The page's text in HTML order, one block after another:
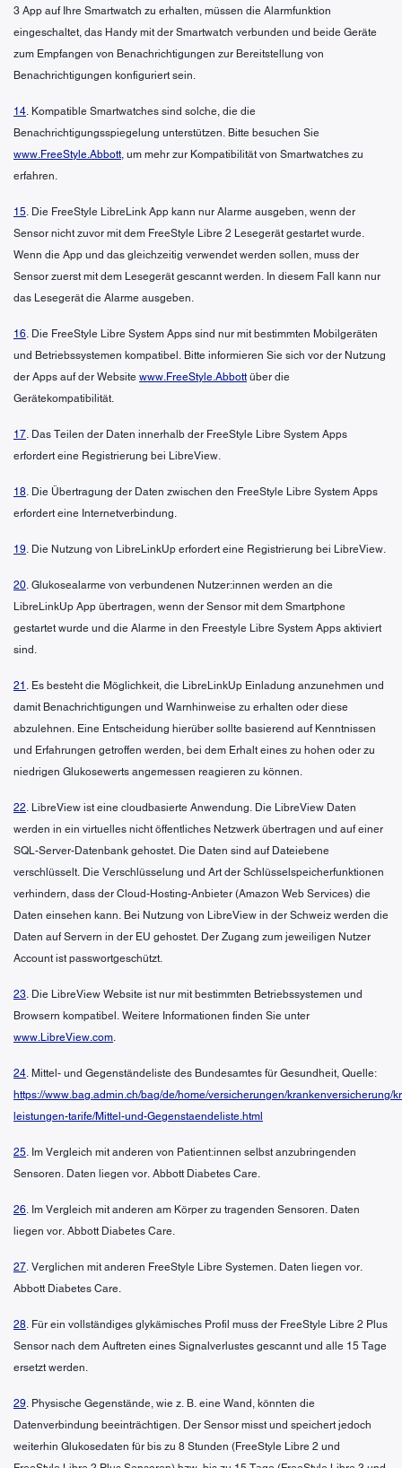
3 App auf Ihre Smartwatch zu erhalten, müssen die Alarmfunktion
eingeschaltet, das Handy mit der Smartwatch verbunden und beide Geräte
zum Empfangen von Benachrichtigungen zur Bereitstellung von
Benachrichtigungen konfiguriert sein.
14. Kompatible Smartwatches sind solche, die die
Benachrichtigungsspiegelung unterstützen. Bitte besuchen Sie
www.FreeStyle.Abbott, um mehr zur Kompatibilität von Smartwatches zu
erfahren.
15. Die FreeStyle LibreLink App kann nur Alarme ausgeben, wenn der
Sensor nicht zuvor mit dem FreeStyle Libre 2 Lesegerät gestartet wurde.
Wenn die App und das gleichzeitig verwendet werden sollen, muss der
Sensor zuerst mit dem Lesegerät gescannt werden. In diesem Fall kann nur
das Lesegerät die Alarme ausgeben.
16. Die FreeStyle Libre System Apps sind nur mit bestimmten Mobilgeräten
und Betriebssystemen kompatibel. Bitte informieren Sie sich vor der Nutzung
der Apps auf der Website www.FreeStyle.Abbott über die
Gerätekompatibilität.
17. Das Teilen der Daten innerhalb der FreeStyle Libre System Apps
erfordert eine Registrierung bei LibreView.
18. Die Übertragung der Daten zwischen den FreeStyle Libre System Apps
erfordert eine Internetverbindung.
19. Die Nutzung von LibreLinkUp erfordert eine Registrierung bei LibreView.
20. Glukosealarme von verbundenen Nutzer:innen werden an die
LibreLinkUp App übertragen, wenn der Sensor mit dem Smartphone
gestartet wurde und die Alarme in den Freestyle Libre System Apps aktiviert
sind.
21 . Es besteht die Möglichkeit, die LibreLinkUp Einladung anzunehmen und
damit Benachrichtigungen und Warnhinweise zu erhalten oder diese
abzulehnen. Eine Entscheidung hierüber sollte basierend auf Kenntnissen
und Erfahrungen getroffen werden, bei dem Erhalt eines zu hohen oder zu
niedrigen Glukosewerts angemessen reagieren zu können.
22. LibreView ist eine cloudbasierte Anwendung. Die LibreView Daten
werden in ein virtuelles nicht öffentliches Netzwerk übertragen und auf einer
SQL-Server-Datenbank gehostet. Die Daten sind auf Dateiebene
verschlüsselt. Die Verschlüsselung und Art der Schlüsselspeicherfunktionen
verhindern, dass der Cloud-Hosting-Anbieter (Amazon Web Services) die
Daten einsehen kann. Bei Nutzung von LibreView in der Schweiz werden die
Daten auf Servern in der EU gehostet. Der Zugang zum jeweiligen Nutzer
Account ist passwortgeschützt.
23. Die LibreView Website ist nur mit bestimmten Betriebssystemen und
Browsern kompatibel. Weitere Informationen finden Sie unter
www.LibreView.com.
24. Mittel- und Gegenständeliste des Bundesamtes für Gesundheit, Quelle:
https://www.bag.admin.ch/bag/de/home/versicherungen/krankenversicherung/
leistungen-tarife/Mittel-und-Gegenstaendeliste.html
25. Im Vergleich mit anderen von Patient:innen selbst anzubringenden
Sensoren. Daten liegen vor. Abbott Diabetes Care.
26. Im Vergleich mit anderen am Körper zu tragenden Sensoren. Daten
liegen vor. Abbott Diabetes Care.
27. Verglichen mit anderen FreeStyle Libre Systemen. Daten liegen vor.
Abbott Diabetes Care.
28. Für ein vollständiges glykämisches Profil muss der FreeStyle Libre 2 Plus
Sensor nach dem Auftreten eines Signalverlustes gescannt und alle 15 Tage
ersetzt werden.
29. Physische Gegenstände, wie z. B. eine Wand, könnten die
Datenverbindung beeinträchtigen. Der Sensor misst und speichert jedoch
weiterhin Glukosedaten für bis zu 8 Stunden (FreeStyle Libre 2 und